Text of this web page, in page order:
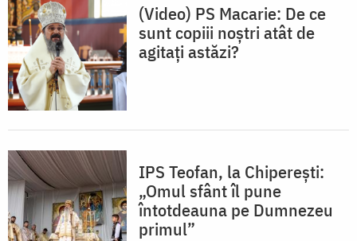
(Video) PS Macarie: De ce
sunt copiii noștri atât de
agitați astăzi?
IPS Teofan, la Chiperești:
„Omul sfânt îl pune
întotdeauna pe Dumnezeu
primul”